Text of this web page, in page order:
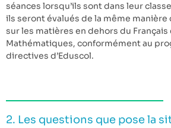
séances lorsqu’ils sont dans leur
ils seront évalués de la même manière
sur les matières en dehors du Français
Mathématiques, conformément au
directives d’Eduscol.
2. Les questions que pose la